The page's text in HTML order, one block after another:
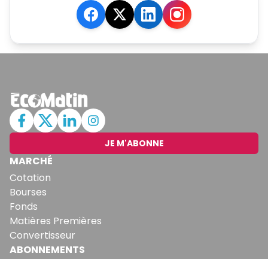
JE M'ABONNE
MARCHÉ
Cotation
Bourses
Fonds
Matières Premières
Convertisseur
ABONNEMENTS